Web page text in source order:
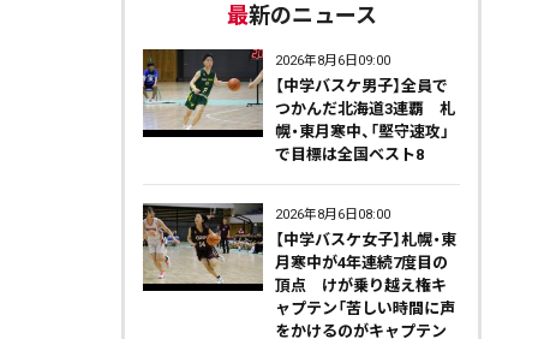
最新のニュース
2026年8月6日09:00
【中学バスケ男子】全員で
つかんだ北海道3連覇 札
幌・東月寒中、「堅守速攻」
で目標は全国ベスト8
2026年8月6日08:00
【中学バスケ女子】札幌・東
月寒中が4年連続7度目の
頂点 けが乗り越え権キ
ャプテン「苦しい時間に声
をかけるのがキャプテン